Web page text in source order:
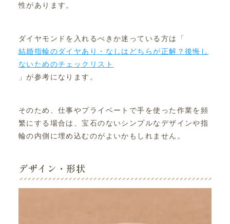
性があります。
ダイヤモンドを入れるべきか迷っている方は「
結婚指輪のダイヤあり・なしはどちらが正解？後悔し
ないためのチェックリスト
」が参考になります。
そのため、仕事やプライベートで手を使った作業を頻
繁にする場合は、宝石のないシンプルなデザインや指
輪の内側に埋め込むのがよいかもしれません。
デザイン・形状